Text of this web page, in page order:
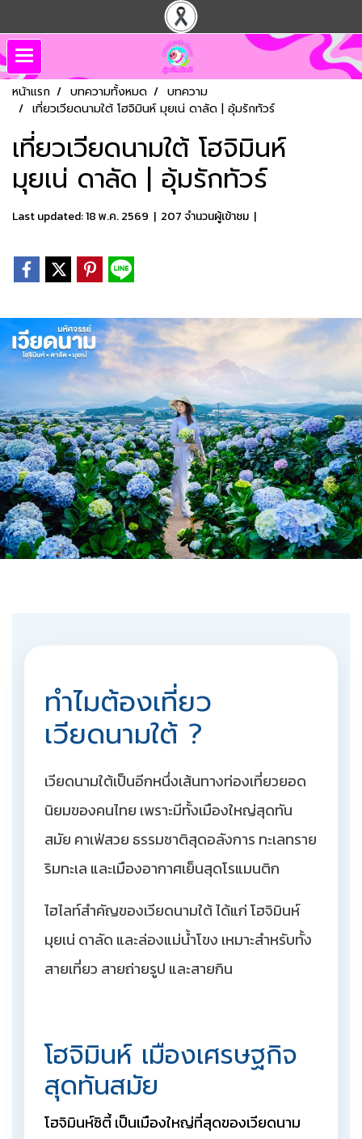
หน้าแรก บทความทั้งหมด
บทความ
เที่ยวเวียดนามใต้ โฮจิมินห์ มุยเน่ ดาลัด | อุ้มรักทัวร์
เที่ยวเวียดนามใต้ โฮจิมินห์
มุยเน่ ดาลัด | อุ้มรักทัวร์
Last updated: 18 พ.ค. 2569 | 207 จำนวนผู้เข้าชม |
เที่ยวเวียดนามใต้
โฮจิมินห์ มุยเน่
ดาลัด
เปิดประสบการณ์เที่ยวเวียดนามใต้ ครบทั้ง
เมืองทันสมัย ทะเลทราย คาเฟ่สุดชิค
ธรรมชาติสุดโรแมนติก และแลนด์มาร์ก
ทำไมต้องเที่ยว
เวียดนามใต้ ?
เวียดนามใต้เป็นอีกหนึ่งเส้นทางท่องเที่ยวยอด
นิยมของคนไทย เพราะมีทั้งเมืองใหญ่สุดทัน
สมัย คาเฟ่สวย ธรรมชาติสุดอลังการ ทะเลทราย
ริมทะเล และเมืองอากาศเย็นสุดโรแมนติก
ไฮไลท์สำคัญของเวียดนามใต้ ได้แก่ โฮจิมินห์
มุยเน่ ดาลัด และล่องแม่น้ำโขง เหมาะสำหรับทั้ง
สายเที่ยว สายถ่ายรูป และสายกิน
โฮจิมินห์ เมืองเศรษฐกิจ
สุดทันสมัย
โฮจิมินห์ซิตี้ เป็นเมืองใหญ่ที่สุดของเวียดนาม